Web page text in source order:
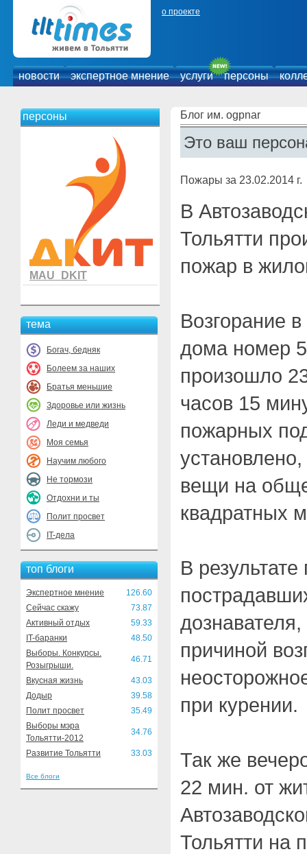
о проекте
новости экспертное мнение услуги персоны
персоны
MAU_DKIT
тема
Богач, бедняк
Болеем за наших
Братья меньшие
Здоровье или жизнь
Леди и медведи
Моя семья
Научим любого
Не тормози
Отдохни и ты
Полит просвет
IT-дела
топ блоги
Экспертное мнение
126.60
Сейчас скажу
73.87
Активный отдых
59.33
IT-баранки
48.50
Выборы. Конкурсы.
Розыгрыши.
46.71
Вкусная жизнь
43.03
Додыр
39.58
Полит просвет
35.49
Выборы мэра
Тольятти-2012
34.76
Развитие Тольятти 33.03
Все блоги
Блог им. ogpnar
Это ваш
Пожары за 23.02.2014 г.
В
Тольятти
пожар в
Возгорание
дома номер
произошло
часов 15
пожарных
вещи на
квадратных
В
причиной
при курении.
Так же
22 мин. от
Тольятти на